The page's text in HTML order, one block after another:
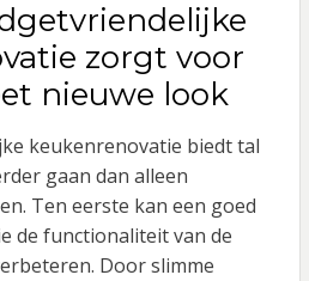
zorgt voor
nieuwe look
keukenrenovatie biedt tal
gaan dan alleen
Ten eerste kan een goed
de functionaliteit van de
Door slimme